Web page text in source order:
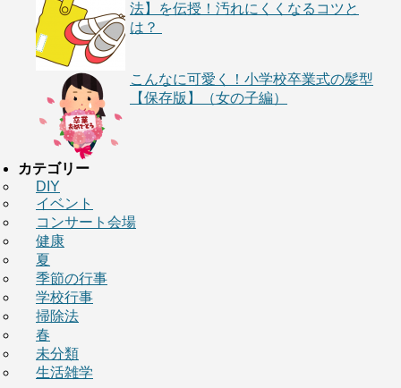
法】を伝授！汚れにくくなるコツと
は？
こんなに可愛く！小学校卒業式の髪型
【保存版】（女の子編）
カテゴリー
DIY
イベント
コンサート会場
健康
夏
季節の行事
学校行事
掃除法
春
未分類
生活雑学